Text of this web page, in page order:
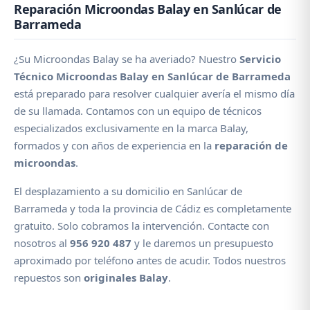
Reparación Microondas Balay en Sanlúcar de
Barrameda
¿Su Microondas Balay se ha averiado? Nuestro Servicio
Técnico Microondas Balay en Sanlúcar de Barrameda
está preparado para resolver cualquier avería el mismo día
de su llamada. Contamos con un equipo de técnicos
especializados exclusivamente en la marca Balay,
formados y con años de experiencia en la reparación de
microondas.
El desplazamiento a su domicilio en Sanlúcar de
Barrameda y toda la provincia de Cádiz es completamente
gratuito. Solo cobramos la intervención. Contacte con
nosotros al 956 920 487 y le daremos un presupuesto
aproximado por teléfono antes de acudir. Todos nuestros
repuestos son originales Balay.